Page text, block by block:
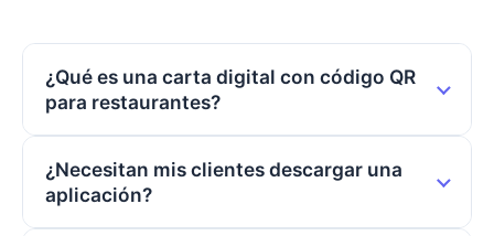
¿Qué es una carta digital con código QR
para restaurantes?
¿Necesitan mis clientes descargar una
aplicación?